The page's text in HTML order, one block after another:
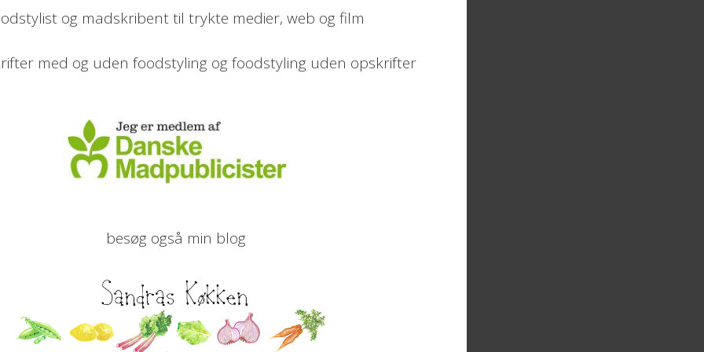
og madskribent til trykte medier, web og film
med og uden foodstyling og foodstyling uden opskrifter
besøg også min blog